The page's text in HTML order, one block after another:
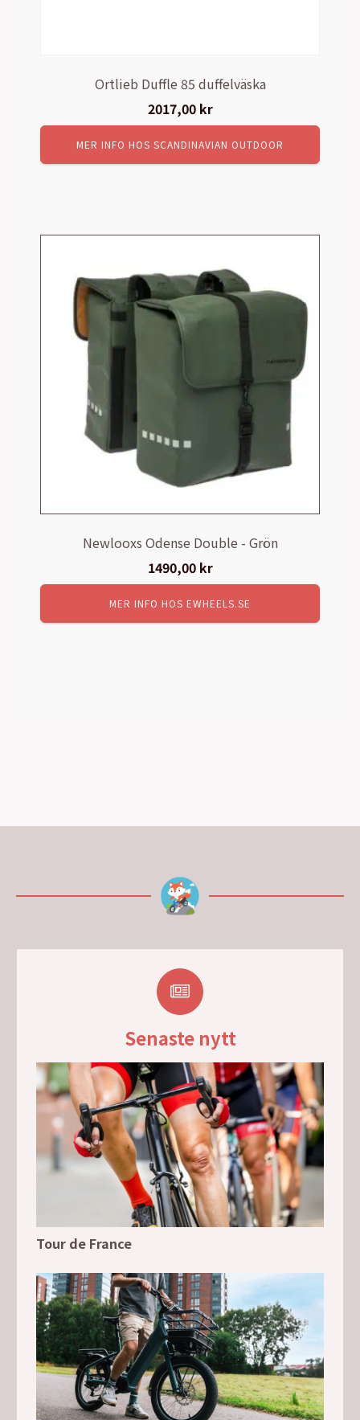
Ortlieb Duffle 85 duffelväska
2017,00 kr
MER INFO HOS SCANDINAVIAN OUTDOOR
Newlooxs Odense Double - Grön
1490,00 kr
MER INFO HOS EWHEELS.SE
Senaste nytt
Tour de France